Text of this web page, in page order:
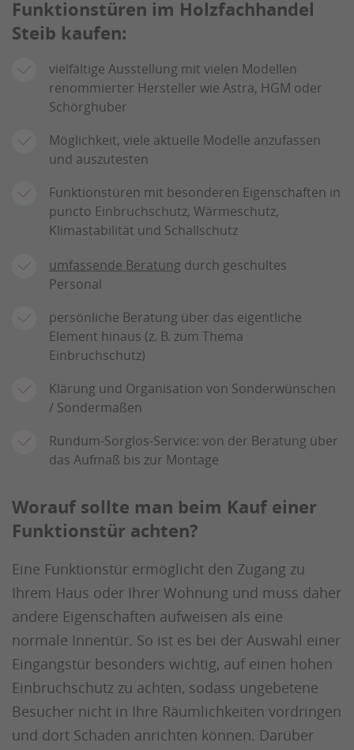
Funktionstüren im Holzfachhandel
Steib kaufen:
vielfältige Ausstellung mit vielen Modellen
renommierter Hersteller wie Astra, HGM oder
Schörghuber
Möglichkeit, viele aktuelle Modelle anzufassen
und auszutesten
Funktionstüren mit besonderen Eigenschaften in
puncto Einbruchschutz, Wärmeschutz,
Klimastabilität und Schallschutz
umfassende Beratung durch geschultes
Personal
persönliche Beratung über das eigentliche
Element hinaus (z. B. zum Thema
Einbruchschutz)
Klärung und Organisation von Sonderwünschen
/ Sondermaßen
Rundum-Sorglos-Service: von der Beratung über
das Aufmaß bis zur Montage
Worauf sollte man beim Kauf einer
Funktionstür achten?
Eine Funktionstür ermöglicht den Zugang zu
Ihrem Haus oder Ihrer Wohnung und muss daher
andere Eigenschaften aufweisen als eine
normale Innentür. So ist es bei der Auswahl einer
Eingangstür besonders wichtig, auf einen hohen
Einbruchschutz zu achten, sodass ungebetene
Besucher nicht in Ihre Räumlichkeiten vordringen
und dort Schaden anrichten können. Darüber